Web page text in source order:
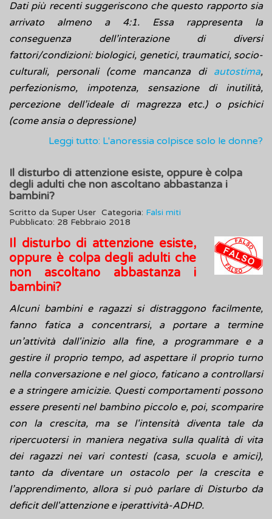
Dati più recenti suggeriscono che questo rapporto sia
arrivato almeno a 4:1. Essa rappresenta la
conseguenza dell’interazione di diversi
fattori/condizioni: biologici, genetici, traumatici, socio-
culturali, personali (come mancanza di autostima,
perfezionismo, impotenza, sensazione di inutilità,
percezione dell’ideale di magrezza etc.) o psichici
(come ansia o depressione)
Leggi tutto: L'anoressia colpisce solo le donne?
Il disturbo di attenzione esiste, oppure è colpa
degli adulti che non ascoltano abbastanza i
bambini?
Scritto da Super User Categoria: Falsi miti
Pubblicato: 28 Febbraio 2018
Il disturbo di attenzione esiste,
oppure è colpa degli adulti che
non ascoltano abbastanza i
bambini?
Alcuni bambini e ragazzi si distraggono facilmente,
fanno fatica a concentrarsi, a portare a termine
un’attività dall'inizio alla fine, a programmare e a
gestire il proprio tempo, ad aspettare il proprio turno
nella conversazione e nel gioco, faticano a controllarsi
e a stringere amicizie. Questi comportamenti possono
essere presenti nel bambino piccolo e, poi, scomparire
con la crescita, ma se l'intensità diventa tale da
ripercuotersi in maniera negativa sulla qualità di vita
dei ragazzi nei vari contesti (casa, scuola e amici),
tanto da diventare un ostacolo per la crescita e
l’apprendimento, allora si può parlare di Disturbo da
deficit dell'attenzione e iperattività-ADHD.